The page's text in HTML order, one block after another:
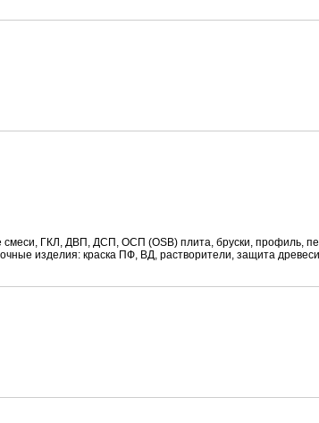
смеси, ГКЛ, ДВП, ДСП, ОСП (OSB) плита, бруски, профиль,
изделия: краска ПФ, ВД, растворители, защита